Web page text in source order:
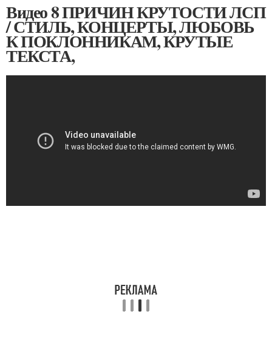
Видео 8 ПРИЧИН КРУТОСТИ ЛСП
/ СТИЛЬ, КОНЦЕРТЫ, ЛЮБОВЬ
К ПОКЛОННИКАМ, КРУТЫЕ
ТЕКСТА,